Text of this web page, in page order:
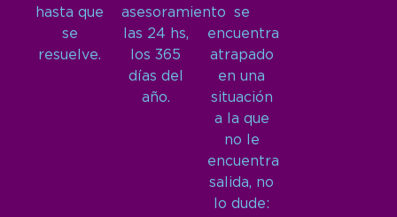
hasta que
se
resuelve.
asesoramiento
las 24 hs,
los 365
días del
año.
se
encuentra
atrapado
en una
situación
a la que
no le
encuentra
salida, no
lo dude: